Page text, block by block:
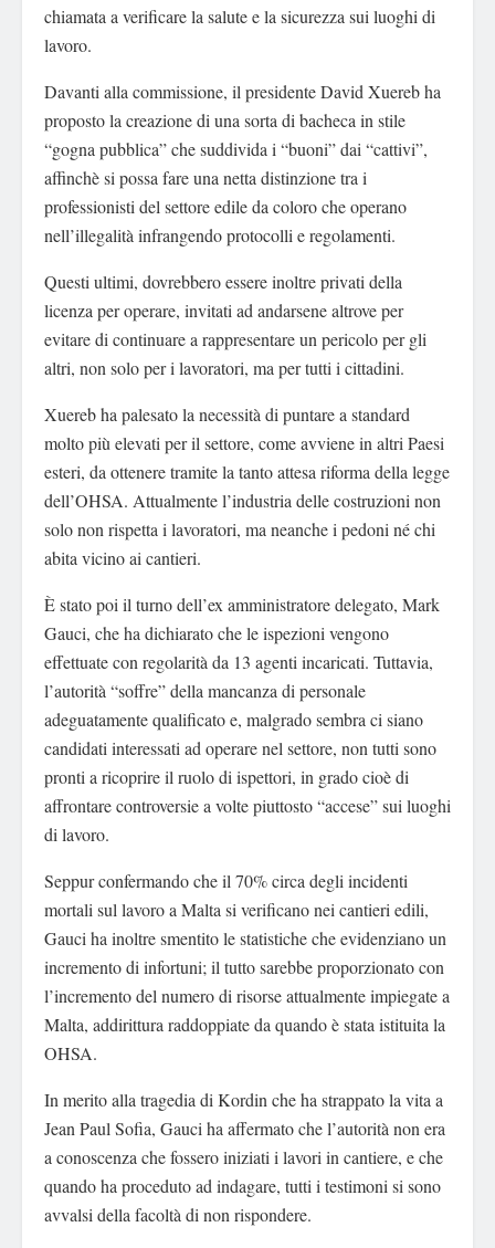
chiamata a verificare la salute e la sicurezza sui luoghi di
lavoro.
Davanti alla commissione, il presidente David Xuereb ha
proposto la creazione di una sorta di bacheca in stile
“gogna pubblica” che suddivida i “buoni” dai “cattivi”,
affinchè si possa fare una netta distinzione tra i
professionisti del settore edile da coloro che operano
nell’illegalità infrangendo protocolli e regolamenti.
Questi ultimi, dovrebbero essere inoltre privati della
licenza per operare, invitati ad andarsene altrove per
evitare di continuare a rappresentare un pericolo per gli
altri, non solo per i lavoratori, ma per tutti i cittadini.
Xuereb ha palesato la necessità di puntare a standard
molto più elevati per il settore, come avviene in altri Paesi
esteri, da ottenere tramite la tanto attesa riforma della legge
dell’OHSA. Attualmente l’industria delle costruzioni non
solo non rispetta i lavoratori, ma neanche i pedoni né chi
abita vicino ai cantieri.
È stato poi il turno dell’ex amministratore delegato, Mark
Gauci, che ha dichiarato che le ispezioni vengono
effettuate con regolarità da 13 agenti incaricati. Tuttavia,
l’autorità “soffre” della mancanza di personale
adeguatamente qualificato e, malgrado sembra ci siano
candidati interessati ad operare nel settore, non tutti sono
pronti a ricoprire il ruolo di ispettori, in grado cioè di
affrontare controversie a volte piuttosto “accese” sui luoghi
di lavoro.
Seppur confermando che il 70% circa degli incidenti
mortali sul lavoro a Malta si verificano nei cantieri edili,
Gauci ha inoltre smentito le statistiche che evidenziano un
incremento di infortuni; il tutto sarebbe proporzionato con
l’incremento del numero di risorse attualmente impiegate a
Malta, addirittura raddoppiate da quando è stata istituita la
OHSA.
In merito alla tragedia di Kordin che ha strappato la vita a
Jean Paul Sofia, Gauci ha affermato che l’autorità non era
a conoscenza che fossero iniziati i lavori in cantiere, e che
quando ha proceduto ad indagare, tutti i testimoni si sono
avvalsi della facoltà di non rispondere.